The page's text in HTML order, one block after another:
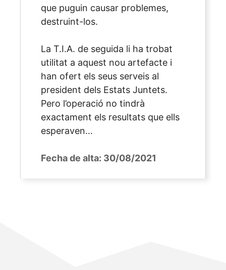
que puguin causar problemes,
destruint-los.
La T.I.A. de seguida li ha trobat
utilitat a aquest nou artefacte i
han ofert els seus serveis al
president dels Estats Juntets.
Pero l’operació no tindrà
exactament els resultats que ells
esperaven…
Fecha de alta: 30/08/2021